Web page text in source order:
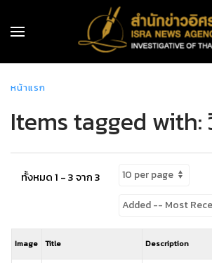
หน้าแรก
Items tagged with:
ทั้งหมด 1 - 3 จาก 3
Image Title Description